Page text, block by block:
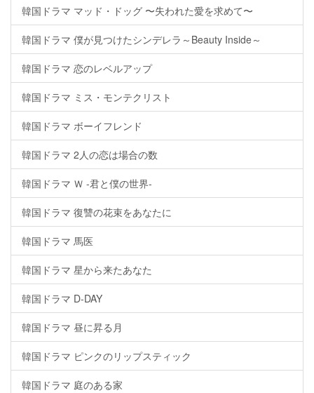
韓国ドラマ マッド・ドッグ 〜失われた愛を求めて〜
韓国ドラマ 僕が見つけたシンデレラ～Beauty Inside～
韓国ドラマ 恋のレベルアップ
韓国ドラマ ミス・モンテクリスト
韓国ドラマ ボーイフレンド
韓国ドラマ 2人の恋は場合の数
韓国ドラマ Ｗ -君と僕の世界-
韓国ドラマ 復讐の花束をあなたに
韓国ドラマ 馬医
韓国ドラマ 星から来たあなた
韓国ドラマ D-DAY
韓国ドラマ 昼に昇る月
韓国ドラマ ピンクのリップスティック
韓国ドラマ 庭のある家